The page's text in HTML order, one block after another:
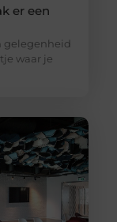
er een
gelegenheid
waar je